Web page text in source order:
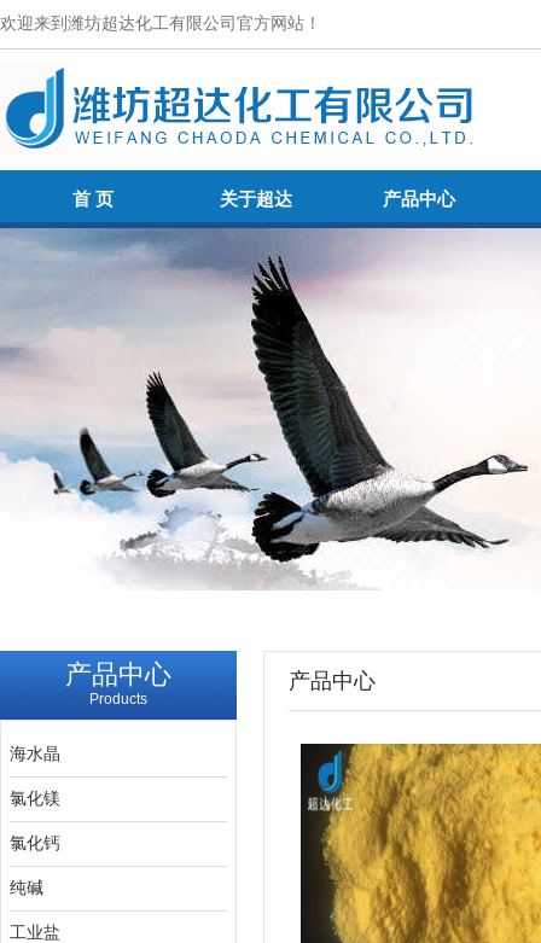
欢迎来到潍坊超达化工有限公司官方网站！
首 页
首 页
关于超达
关于超达
产品中心
产品中心
产品中心
Products
海水晶
氯化镁
氯化钙
纯碱
工业盐
产品中心